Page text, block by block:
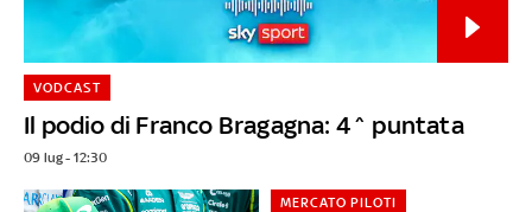
Il podio di Franco Bragagna: 4^ puntata
VODCAST
09 lug - 12:30
MERCATO PILOTI